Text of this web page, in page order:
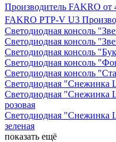
Производитель FAKRO от
FAKRO PTP-V U3
Светодиодная консоль
Светодиодная консоль
Светодиодная консоль
Светодиодная консоль
Светодиодная консоль
Светодиодная "Снежинка
Светодиодная "Снежинка
розовая
Светодиодная "Снежинка
зеленая
показать ещё